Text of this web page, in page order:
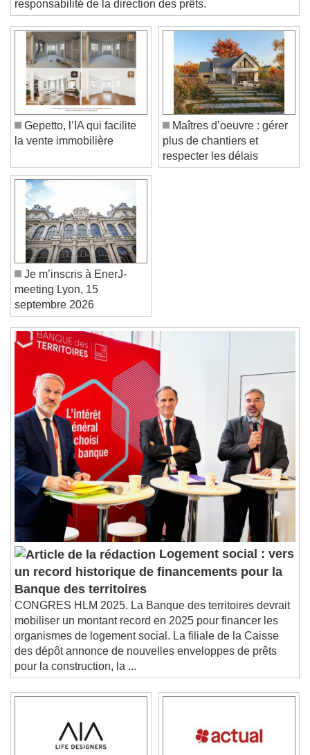
Text
Color Opacity
Text Background
Color
Caption Area Background
Color
Text Edge Style
Font Family
Reset
Close Modal Dialog
End of dialog window.
responsabilité de la direction des prêts.
Gepetto, l’IA qui facilite
Maîtres d’oeuvre : gérer
plus de chantiers et
respecter les délais
Je m’inscris à EnerJ-
meeting Lyon, 15
septembre 2026
Logement social : vers
un record historique de financements pour la
Banque des territoires
CONGRES HLM 2025. La Banque des territoires devrait
mobiliser un montant record en 2025 pour financer les
organismes de logement social. La filiale de la Caisse
des dépôt annonce de nouvelles enveloppes de prêts
pour la construction, la ...